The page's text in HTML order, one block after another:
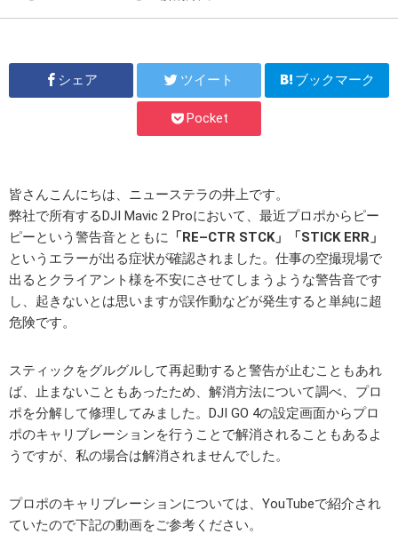
シェア ツイート ブックマーク
Pocket
皆さんこんにちは、ニューステラの井上です。
弊社で所有するDJI Mavic 2 Proにおいて、最近プロポからピー
ピーという警告音とともに 「RE–CTR STCK」「STICK ERR」
というエラーが出る症状が確認されました。仕事の空撮現場で
出るとクライアント様を不安にさせてしまうような警告音です
し、起きないとは思いますが誤作動などが発生すると単純に超
危険です。
スティックをグルグルして再起動すると警告が止むこともあれ
ば、止まないこともあったため、解消方法について調べ、プロ
ポを分解して修理してみました。DJI GO 4の設定画面からプロ
ポのキャリブレーションを行うことで解消されることもあるよ
うですが、私の場合は解消されませんでした。
プロポのキャリブレーションについては、YouTubeで紹介され
ていたので下記の動画をご参考ください。